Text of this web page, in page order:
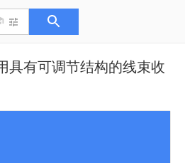
具有可调节结构的线束收